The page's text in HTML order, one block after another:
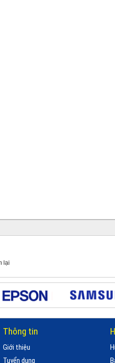
lại
Thông tin
Giới thiệu
Tuyển dụng